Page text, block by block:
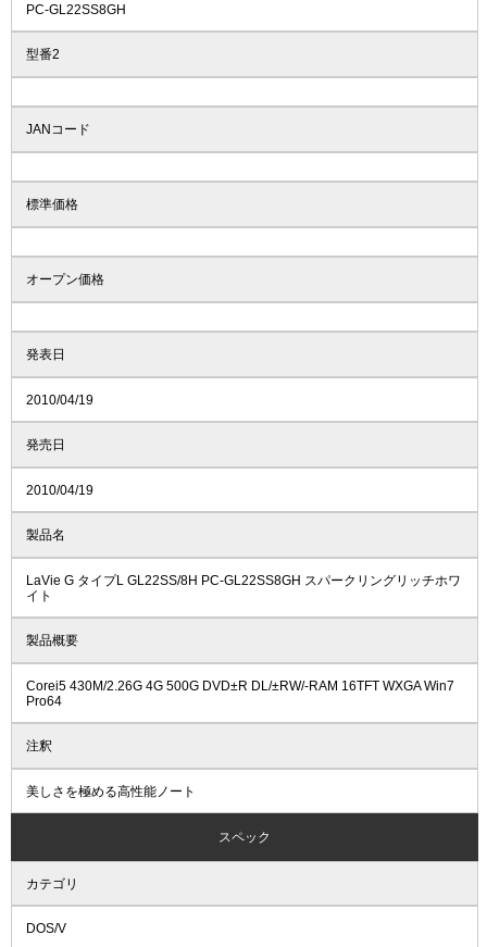
PC-GL22SS8GH
型番2
JANコード
標準価格
オープン価格
発表日
2010/04/19
発売日
2010/04/19
製品名
LaVie G タイプL GL22SS/8H PC-GL22SS8GH スパークリングリッチホワ
イト
製品概要
Corei5 430M/2.26G 4G 500G DVD±R DL/±RW/-RAM 16TFT WXGA Win7
Pro64
注釈
美しさを極める高性能ノート
スペック
カテゴリ
DOS/V